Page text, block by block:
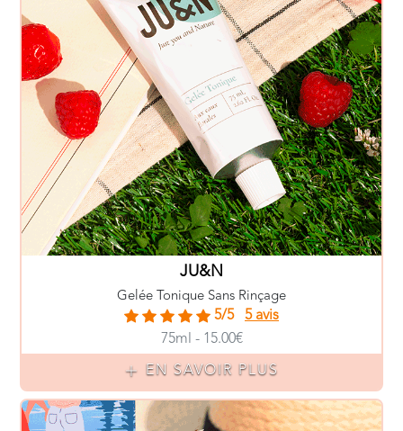
JU&N
Gelée Tonique Sans Rinçage
5/5
5 avis
75ml - 15.00€
EN SAVOIR PLUS